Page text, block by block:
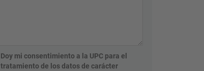
Doy mi consentimiento a la UPC para el
tratamiento de los datos de carácter